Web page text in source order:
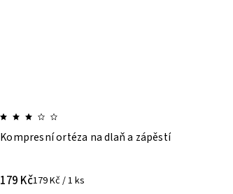
Kompresní ortéza na dlaň a zápěstí
179 Kč179 Kč / 1 ks